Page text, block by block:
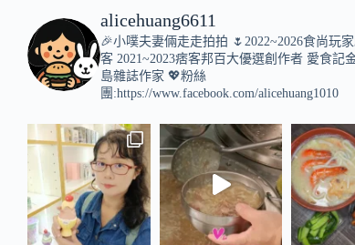
alicehuang6611
🎉小噗夫妻倆走走拍拍 🌷2022~2026食尚玩
客 2021~2023痞客邦百大優選創作者 愛食記
島雜誌作家 💖粉絲
團:https://www.facebook.com/alicehuang1010